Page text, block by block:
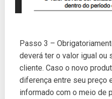
Passo 3 –
deverá ter o valor igual ou
cliente. Caso o novo
diferença entre seu preço
informado com o meio de